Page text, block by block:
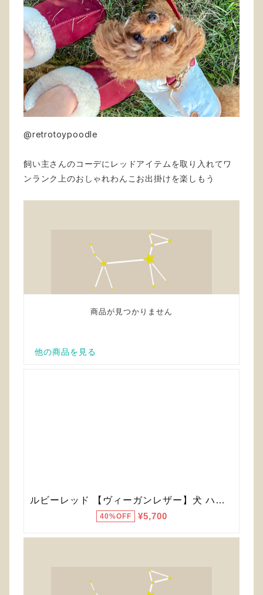
@retrotoypoodle
飼い主さんのコーデにレッドアイテムを取り入れてワ
ンランク上のおしゃれわんこお出掛けを楽しもう